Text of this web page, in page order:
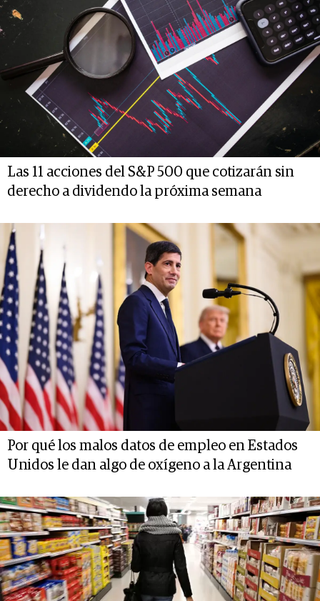
Las 11 acciones del S&P 500 que cotizarán sin
derecho a dividendo la próxima semana
Por qué los malos datos de empleo en Estados
Unidos le dan algo de oxígeno a la Argentina